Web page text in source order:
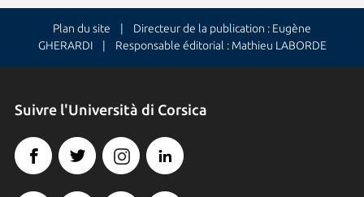
Plan du site | Directeur de la publication : Eugène
GHERARDI | Responsable éditorial : Mathieu LABORDE
Suivre l'Università di Corsica